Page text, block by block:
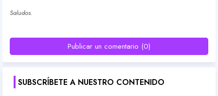
Saludos.
Publicar un comentario (0)
SUBSCRÍBETE A NUESTRO CONTENIDO